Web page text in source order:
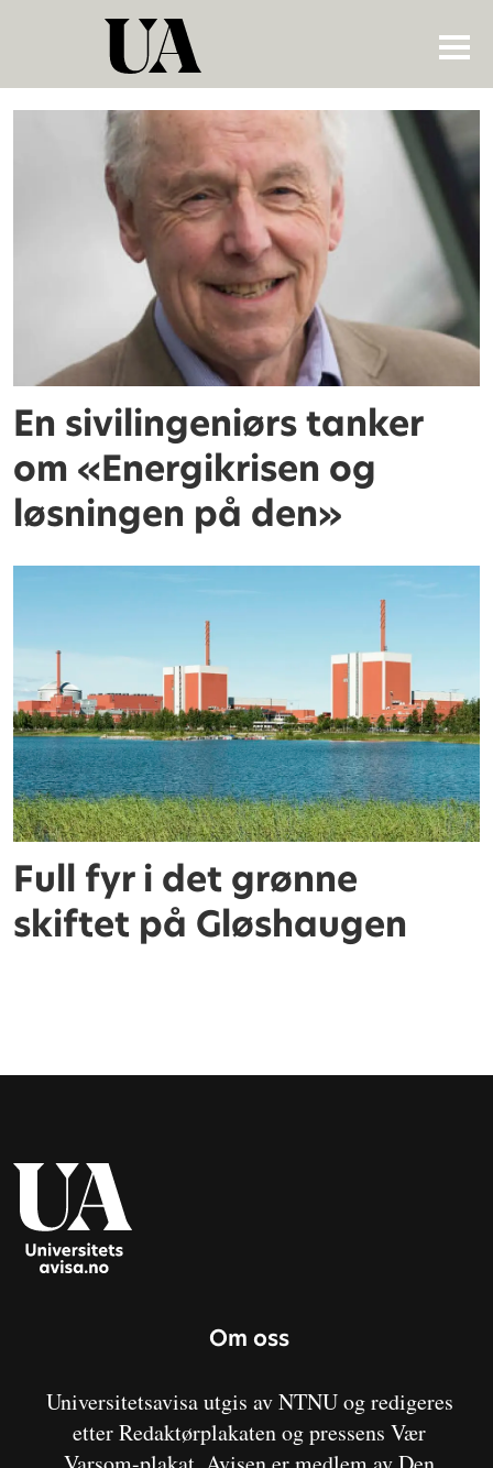
En sivilingeniørs tanker
om «Energikrisen og
løsningen på den»
Full fyr i det grønne
skiftet på Gløshaugen
Om oss
Universitetsavisa utgis av NTNU og redigeres
etter Redaktørplakaten og pressens Vær